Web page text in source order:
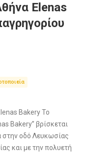
Elenas
Bakery Το
Bakery” βρίσκεται
στην οδό Λευκωσίας
και με την πολυετή